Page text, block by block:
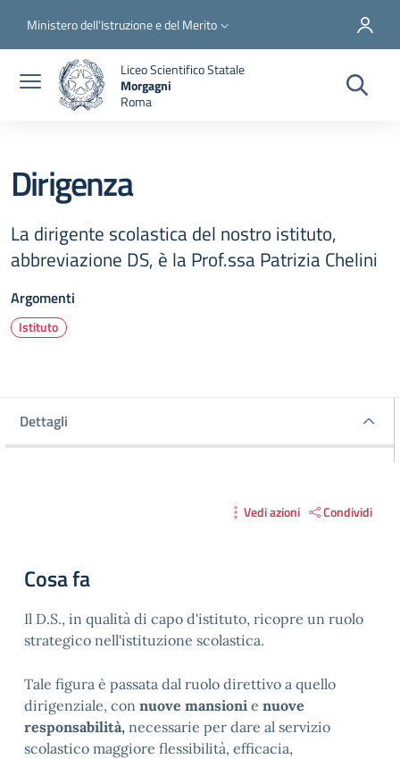
Slim top
Ministero dell'Istruzione e del Merito
Liceo Scientifico Statale
Morgagni
Roma
Dirigenza
La dirigente scolastica del nostro istituto,
abbreviazione DS, è la Prof.ssa Patrizia Chelini
Argomenti
Istituto
Dettagli
Vedi azioni Condividi
Cosa fa
Il D.S., in qualità di capo d'istituto, ricopre un ruolo
strategico nell'istituzione scolastica.
Tale figura è passata dal ruolo direttivo a quello
dirigenziale, con nuove mansioni e nuove
responsabilità, necessarie per dare al servizio
scolastico maggiore flessibilità, efficacia,